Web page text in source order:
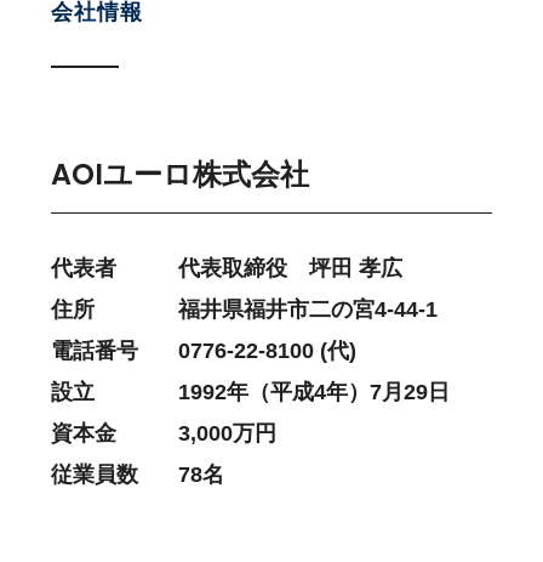
会社情報
AOIユーロ株式会社
代表者
代表取締役 坪田 孝広
住所
福井県福井市二の宮4-44-1
電話番号
0776-22-8100 (代)
設立
1992年（平成4年）7月29日
資本金
3,000万円
従業員数
78名